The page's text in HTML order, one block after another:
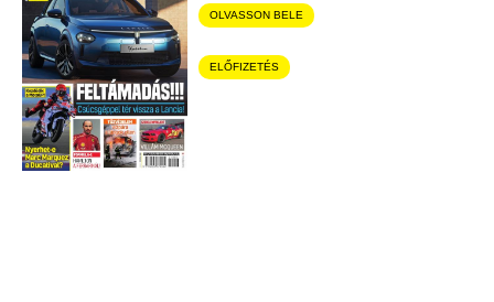
OLVASSON BELE
ELŐFIZETÉS